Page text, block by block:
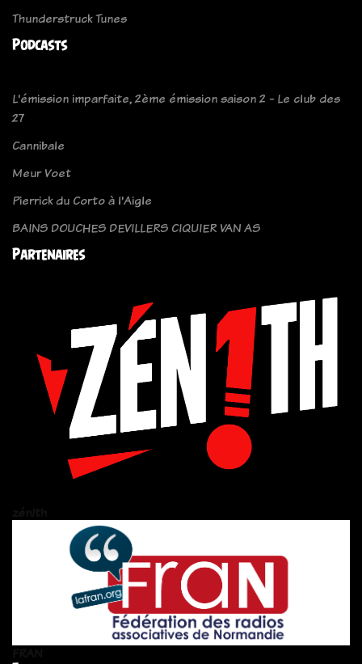
Thunderstruck Tunes
Podcasts
L'émission imparfaite, 2ème émission saison 2 - Le club des
27
Cannibale
Meur Voet
Pierrick du Corto à l'Aigle
BAINS DOUCHES DEVILLERS CIQUIER VAN AS
Partenaires